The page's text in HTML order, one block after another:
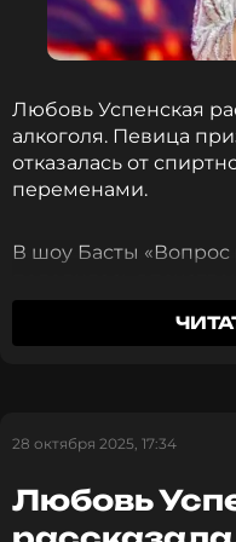
ССЫЛКА
Любовь Успенская
алкоголя. Певица
отказалась от
переменами.
В шоу Басты «Вопрос
поделилась
жизни. Успенская
она часто
Сейчас же картина
гостей, сама
28 октября 2025, 17:34
Любовь